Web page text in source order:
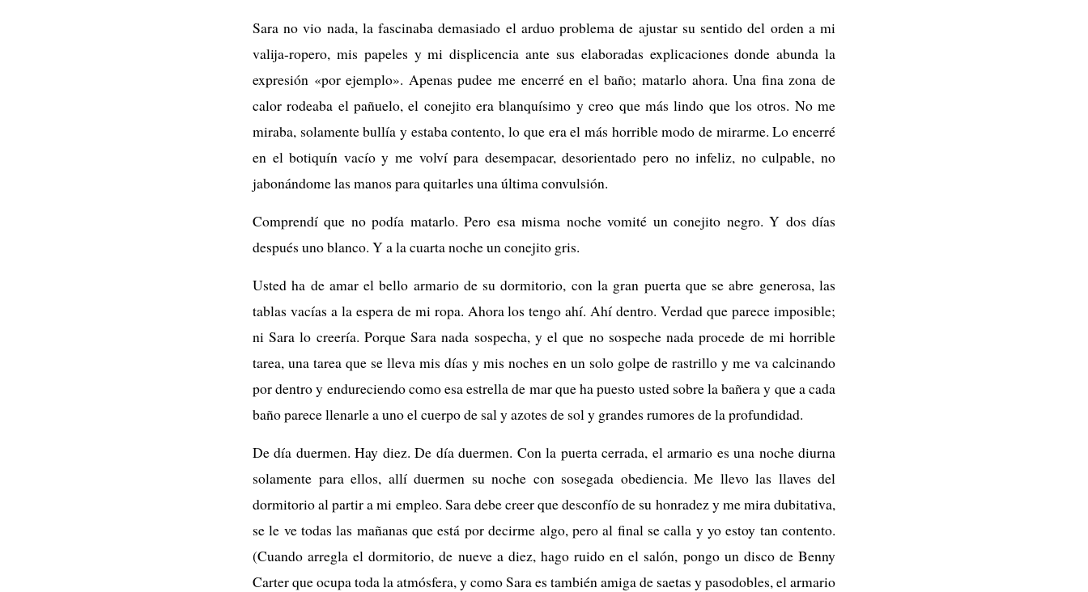
Sara no vio nada, la fascinaba demasiado el arduo problema de ajustar su sentido del orden a mi
valija-ropero, mis papeles y mi displicencia ante sus elaboradas explicaciones donde abunda la
expresión «por ejemplo». Apenas pudee me encerré en el baño; matarlo ahora. Una fina zona de
calor rodeaba el pañuelo, el conejito era blanquísimo y creo que más lindo que los otros. No me
miraba, solamente bullía y estaba contento, lo que era el más horrible modo de mirarme. Lo encerré
en el botiquín vacío y me volví para desempacar, desorientado pero no infeliz, no culpable, no
jabonándome las manos para quitarles una última convulsión.
Comprendí que no podía matarlo. Pero esa misma noche vomité un conejito negro. Y dos días
después uno blanco. Y a la cuarta noche un conejito gris.
Usted ha de amar el bello armario de su dormitorio, con la gran puerta que se abre generosa, las
tablas vacías a la espera de mi ropa. Ahora los tengo ahí. Ahí dentro. Verdad que parece imposible;
ni Sara lo creería. Porque Sara nada sospecha, y el que no sospeche nada procede de mi horrible
tarea, una tarea que se lleva mis días y mis noches en un solo golpe de rastrillo y me va calcinando
por dentro y endureciendo como esa estrella de mar que ha puesto usted sobre la bañera y que a cada
baño parece llenarle a uno el cuerpo de sal y azotes de sol y grandes rumores de la profundidad.
De día duermen. Hay diez. De día duermen. Con la puerta cerrada, el armario es una noche diurna
solamente para ellos, allí duermen su noche con sosegada obediencia. Me llevo las llaves del
dormitorio al partir a mi empleo. Sara debe creer que desconfío de su honradez y me mira dubitativa,
se le ve todas las mañanas que está por decirme algo, pero al final se calla y yo estoy tan contento.
(Cuando arregla el dormitorio, de nueve a diez, hago ruido en el salón, pongo un disco de Benny
Carter que ocupa toda la atmósfera, y como Sara es también amiga de saetas y pasodobles, el armario